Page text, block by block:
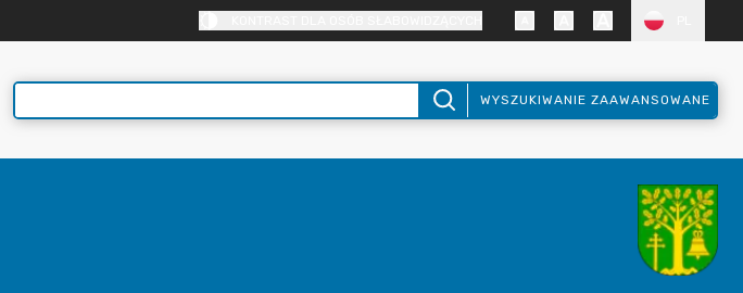
WYSZUKIWANIE ZAAWANSOWANE